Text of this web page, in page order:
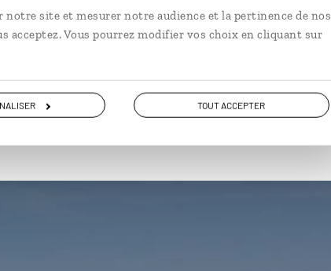
site et mesurer notre audience et la pertinence de nos
acceptez. Vous pourrez modifier vos choix en cliquant sur
TOUT ACCEPTER
VOYAGE EN BOLIVIE